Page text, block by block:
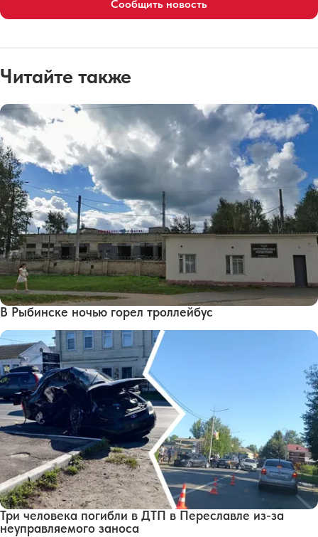
Сообщить новость
Читайте также
В Рыбинске ночью горел троллейбус
Три человека погибли в ДТП в Переславле из-за
неуправляемого заноса